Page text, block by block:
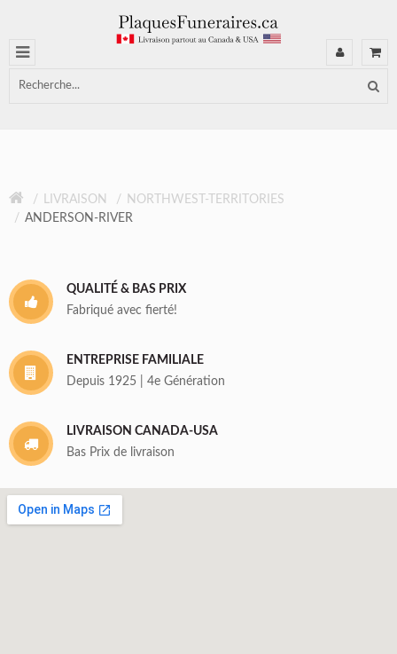
LIVRAISON
NORTHWEST-TERRITORIES
ANDERSON-RIVER
QUALITÉ & BAS PRIX
Fabriqué avec fierté!
ENTREPRISE FAMILIALE
Depuis 1925 | 4e Génération
LIVRAISON CANADA-USA
Bas Prix de livraison